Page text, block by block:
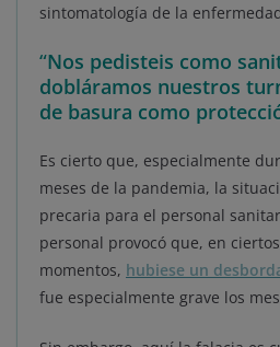
sintomatología de la
“Nos pedisteis como
dobláramos nuestros
de basura como
Es cierto que, especialmente
meses de la pandemia, la
precaria para el personal
personal provocó que, en
momentos, hubiese un
fue especialmente grave los